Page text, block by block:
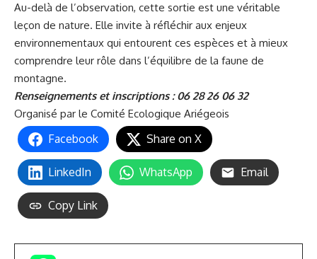
Au-delà de l’observation, cette sortie est une véritable
leçon de nature. Elle invite à réfléchir aux enjeux
environnementaux qui entourent ces espèces et à mieux
comprendre leur rôle dans l’équilibre de la faune de
montagne.
Renseignements et inscriptions : 06 28 26 06 32
Organisé par le Comité Ecologique Ariégeois
Facebook Share on X
LinkedIn WhatsApp Email
Copy Link